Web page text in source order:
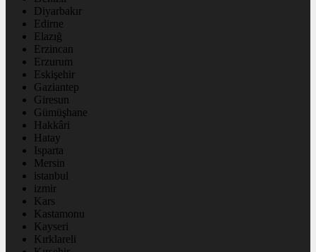
Diyarbakır
Edirne
Elazığ
Erzincan
Erzurum
Eskişehir
Gaziantep
Giresun
Gümüşhane
Hakkâri
Hatay
Isparta
Mersin
istanbul
izmir
Kars
Kastamonu
Kayseri
Kırklareli